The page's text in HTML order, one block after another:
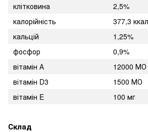
клітковина
2,5%
калорійність
377,3
кальцій
1,25%
фосфор
0,9%
вітамін А
12000 МО
вітамін D3
1500 МО
вітамін E
100 мг
Склад